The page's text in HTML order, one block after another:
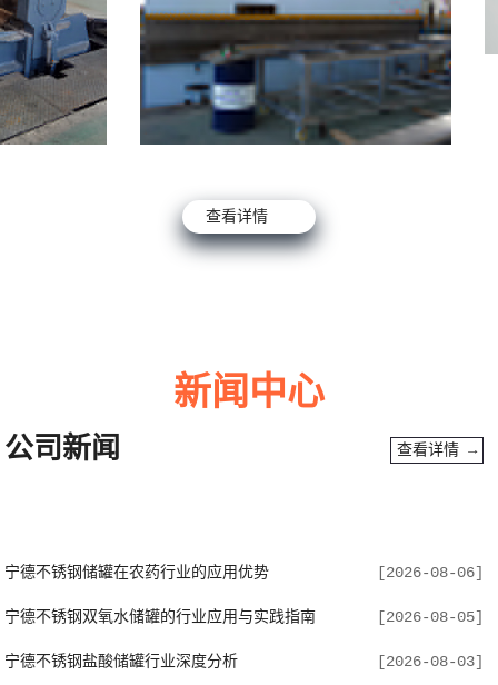
查看详情
新闻中心
查看详情 →
公司新闻
宁德不锈钢储罐在农药行业的应用优势 [2026-08-06]
宁德不锈钢双氧水储罐的行业应用与实践指南 [2026-08-05]
宁德不锈钢盐酸储罐行业深度分析 [2026-08-03]